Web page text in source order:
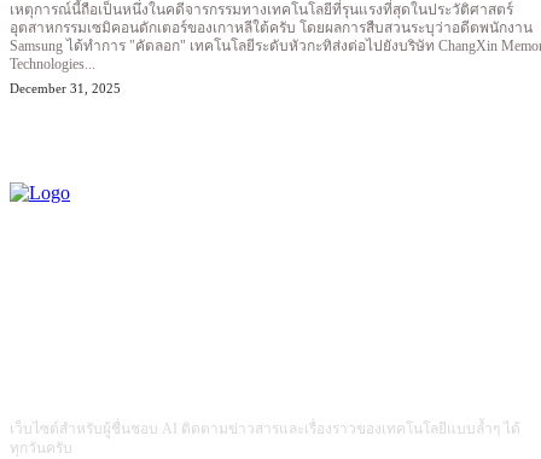
เหตุการณ์นี้ถือเป็นหนึ่งในคดีจารกรรมทางเทคโนโลยีที่รุนแรงที่สุดในประวัติศาสตร์
อุตสาหกรรมเซมิคอนดักเตอร์ของเกาหลีใต้ครับ โดยผลการสืบสวนระบุว่าอดีตพนักงาน
Samsung ได้ทำการ "คัดลอก" เทคโนโลยีระดับหัวกะทิส่งต่อไปยังบริษัท ChangXin
Technologies...
December 31, 2025
เว็บไซต์สำหรับผู้ชื่นชอบ AI ติดตามข่าวสารและเรื่องราวของเทคโนโลยีแบบล้ำๆ ได้
ทุกวันครับ